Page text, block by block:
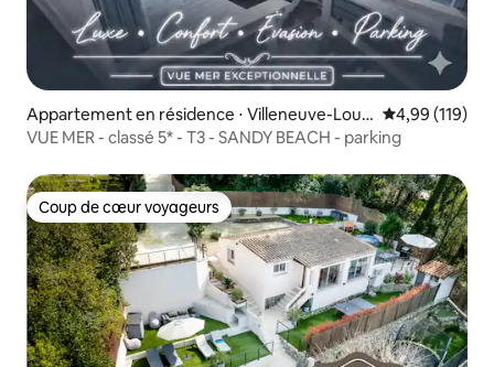
Appartement en résidence ⋅ Villeneuve-Loub
et
Évaluation
4,99 (119)
VUE MER - classé 5* - T3 - SANDY BEACH - parking
Coup de cœur voyageurs
Coup de cœur voyageurs